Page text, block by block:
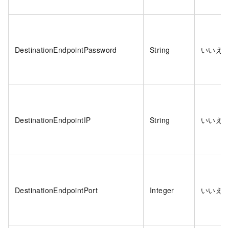
DestinationEndpointPassword String いいえ
DestinationEndpointIP String いいえ
DestinationEndpointPort Integer いいえ